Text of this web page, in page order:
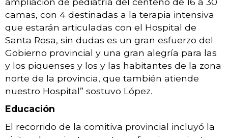
camas, con 4 destinadas a la terapia intensiva
que estarán articuladas con el Hospital de
Santa Rosa, sin dudas es un gran esfuerzo del
Gobierno provincial y una gran alegría para las
y los piquenses y los y las habitantes de la zona
norte de la provincia, que también atiende
nuestro Hospital” sostuvo López.
Educación
El recorrido de la comitiva provincial incluyó la